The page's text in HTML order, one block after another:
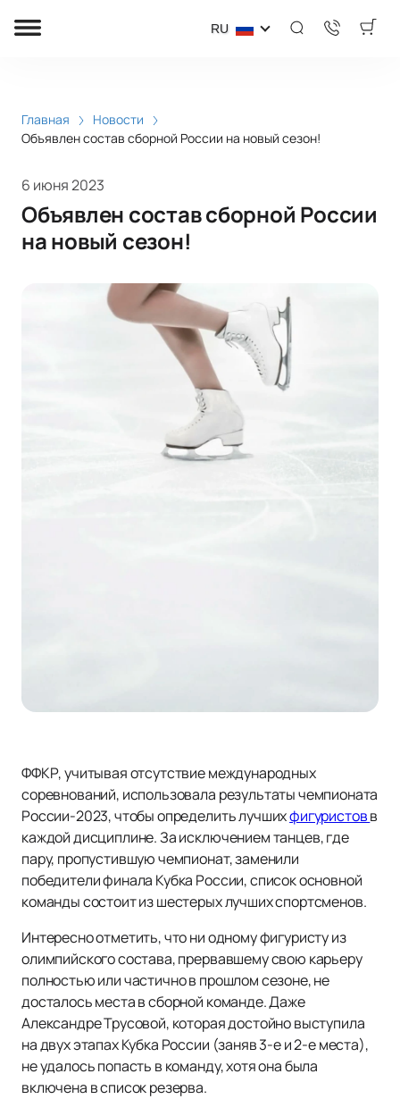
RU
Главная
Новости
Объявлен состав сборной России на новый сезон!
6 июня 2023
Объявлен состав сборной России
на новый сезон!
ФФКР, учитывая отсутствие международных
соревнований, использовала результаты чемпионата
России-2023, чтобы определить лучшихфигуристовв
каждой дисциплине. За исключением танцев, где
пару, пропустившую чемпионат, заменили
победители финала Кубка России, список основной
команды состоит из шестерых лучших спортсменов.
Интересно отметить, что ни одному фигуристу из
олимпийского состава, прервавшему свою карьеру
полностью или частично в прошлом сезоне, не
досталось места в сборной команде. Даже
Александре Трусовой, которая достойно выступила
на двух этапах Кубка России (заняв 3-е и 2-е места),
не удалось попасть в команду, хотя она была
включена в список резерва.